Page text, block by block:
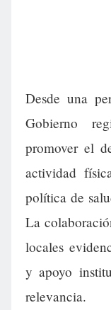
Desde una
Gobierno
promover el
actividad
política de
La
locales
y apoyo
relevancia.